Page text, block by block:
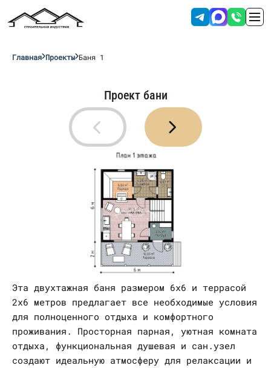
Главная Проекты Баня 1
Проект бани
Эта двухтажная баня размером 6x6 и террасой
2х6 метров предлагает все необходимые условия
для полноценного отдыха и комфортного
проживания. Просторная парная, уютная комната
отдыха, функциональная душевая и сан.узел
создают идеальную атмосферу для релаксации и
Отправляя данные вы соглашаетесь с
условиями обработки персональных